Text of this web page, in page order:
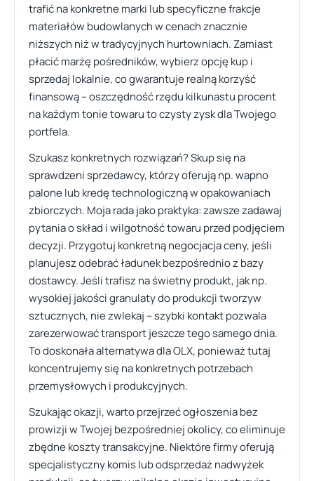
trafić na konkretne marki lub specyficzne frakcje
materiałów budowlanych w cenach znacznie
niższych niż w tradycyjnych hurtowniach. Zamiast
płacić marżę pośredników, wybierz opcję kup i
sprzedaj lokalnie, co gwarantuje realną korzyść
finansową – oszczędność rzędu kilkunastu procent
na każdym tonie towaru to czysty zysk dla Twojego
portfela.
Szukasz konkretnych rozwiązań? Skup się na
sprawdzeni sprzedawcy, którzy oferują np. wapno
palone lub kredę technologiczną w opakowaniach
zbiorczych. Moja rada jako praktyka: zawsze zadawaj
pytania o skład i wilgotność towaru przed podjęciem
decyzji. Przygotuj konkretną negocjacja ceny, jeśli
planujesz odebrać ładunek bezpośrednio z bazy
dostawcy. Jeśli trafisz na świetny produkt, jak np.
wysokiej jakości granulaty do produkcji tworzyw
sztucznych, nie zwlekaj – szybki kontakt pozwala
zarezerwować transport jeszcze tego samego dnia.
To doskonała alternatywa dla OLX, ponieważ tutaj
koncentrujemy się na konkretnych potrzebach
przemysłowych i produkcyjnych.
Szukając okazji, warto przejrzeć ogłoszenia bez
prowizji w Twojej bezpośredniej okolicy, co eliminuje
zbędne koszty transakcyjne. Niektóre firmy oferują
specjalistyczny komis lub odsprzedaż nadwyżek